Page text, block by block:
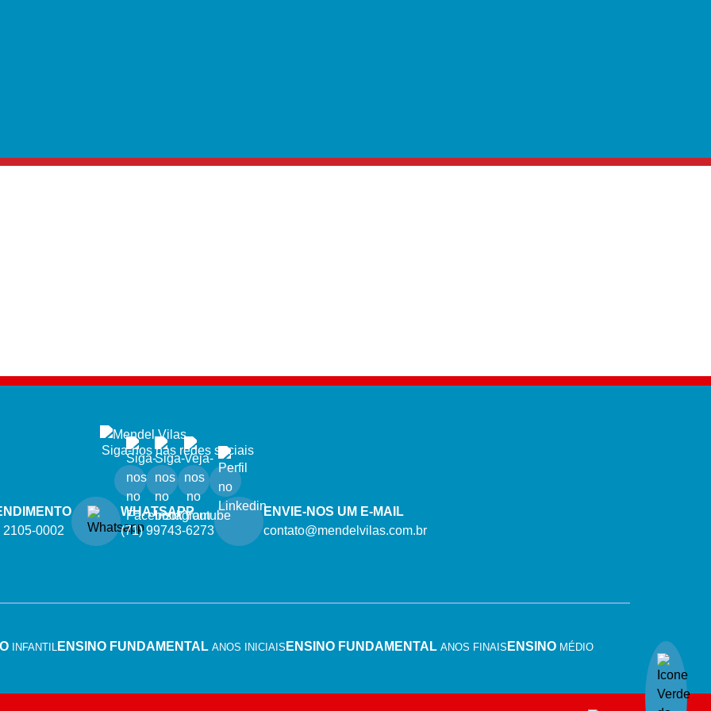
2105-0002
WHATSAPP
(71) 99743-6273
ENVIE-NOS UM E-MAIL
contato@mendelvilas.com.br
Siga-nos nas redes sociais
INFANTIL ENSINO FUNDAMENTAL ANOS INICIAIS ENSINO FUNDAMENTAL ANOS FINAIS ENSINO MÉDIO